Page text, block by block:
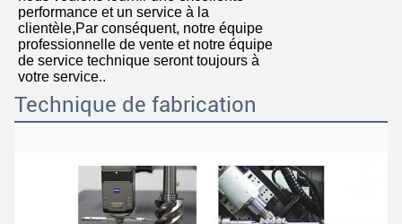
performance et un service à la
clientèle,Par conséquent, notre équipe
professionnelle de vente et notre équipe
de service technique seront toujours à
votre service..
Technique de fabrication